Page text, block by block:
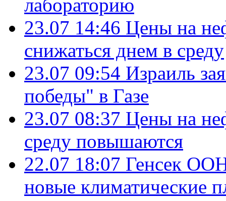
лабораторию
23.07 14:46 Цены на
снижаться днем в среду
23.07 09:54 Израиль
победы" в Газе
23.07 08:37 Цены на
среду повышаются
22.07 18:07 Генсек ООН
новые климатические